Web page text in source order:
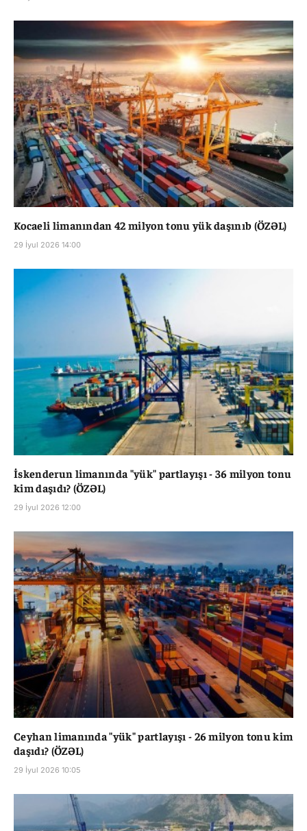
Kocaeli limanından 42 milyon tonu yük daşınıb (ÖZƏL)
29 İyul 2026 14:00
İskenderun limanında "yük" partlayışı - 36 milyon tonu
kim daşıdı? (ÖZƏL)
29 İyul 2026 12:00
Ceyhan limanında "yük" partlayışı - 26 milyon tonu kim
daşıdı? (ÖZƏL)
29 İyul 2026 10:05